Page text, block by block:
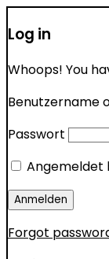
Log in
Whoops! You
Benutzername
Passwort
Angemeldet
Forgot